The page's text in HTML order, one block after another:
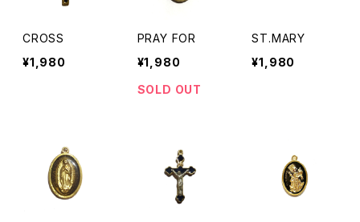
CROSS
¥1,980
PRAY FOR
¥1,980
SOLD OUT
ST.MARY
¥1,980